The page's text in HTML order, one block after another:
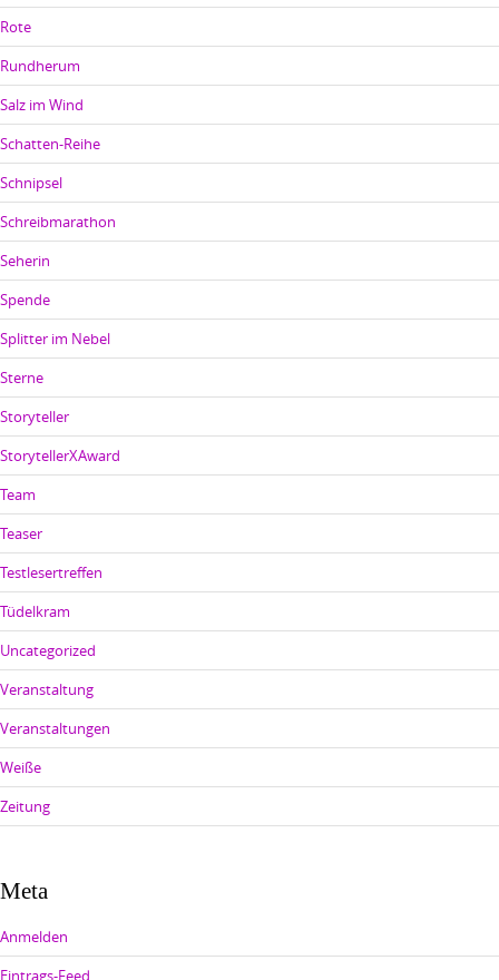
Rote
Rundherum
Salz im Wind
Schatten-Reihe
Schnipsel
Schreibmarathon
Seherin
Spende
Splitter im Nebel
Sterne
Storyteller
StorytellerXAward
Team
Teaser
Testlesertreffen
Tüdelkram
Uncategorized
Veranstaltung
Veranstaltungen
Weiße
Zeitung
Meta
Anmelden
Eintrags-Feed